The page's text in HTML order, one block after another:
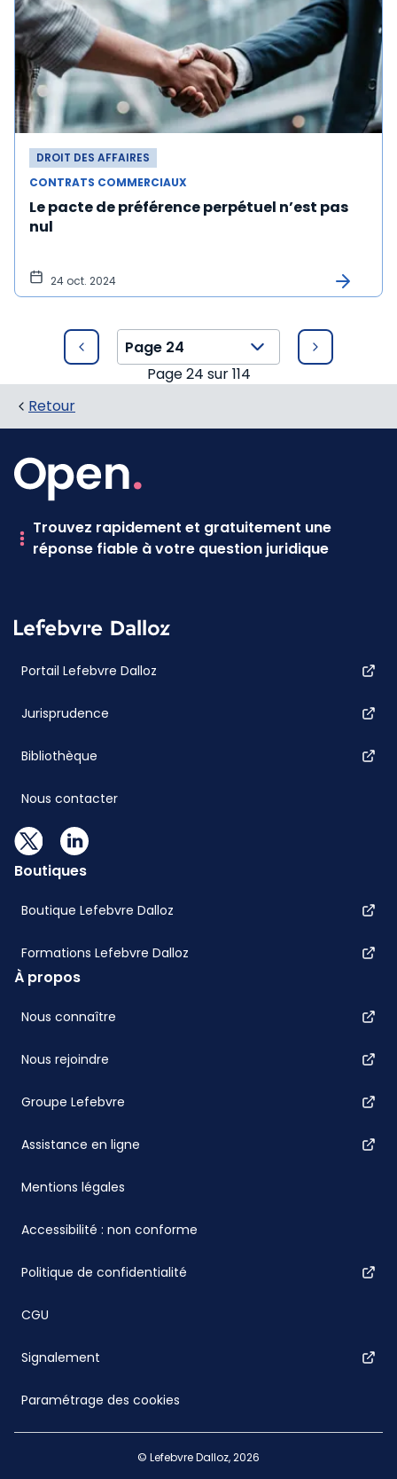
DROIT DES AFFAIRES
CONTRATS COMMERCIAUX
Le pacte de préférence perpétuel n’est pas
nul
24 oct. 2024
Page24 sur114
Retour
Trouvez rapidement et gratuitement une
réponse fiable à votre question juridique
Portail Lefebvre Dalloz
Jurisprudence
Bibliothèque
Nous contacter
Boutiques
Boutique Lefebvre Dalloz
Formations Lefebvre Dalloz
À propos
Nous connaître
Nous rejoindre
Groupe Lefebvre
Assistance en ligne
Mentions légales
Accessibilité : non conforme
Politique de confidentialité
CGU
Signalement
Paramétrage des cookies
© Lefebvre Dalloz, 2026